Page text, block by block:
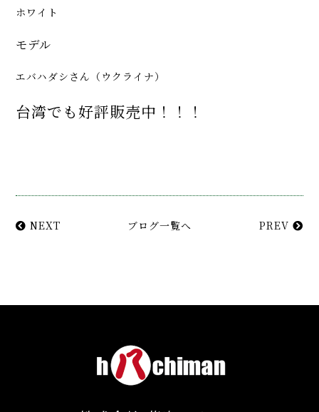
ホワイト
モデル
エバハダシさん（ウクライナ）
台湾でも好評販売中！！！
NEXT ブログ一覧へ PREV